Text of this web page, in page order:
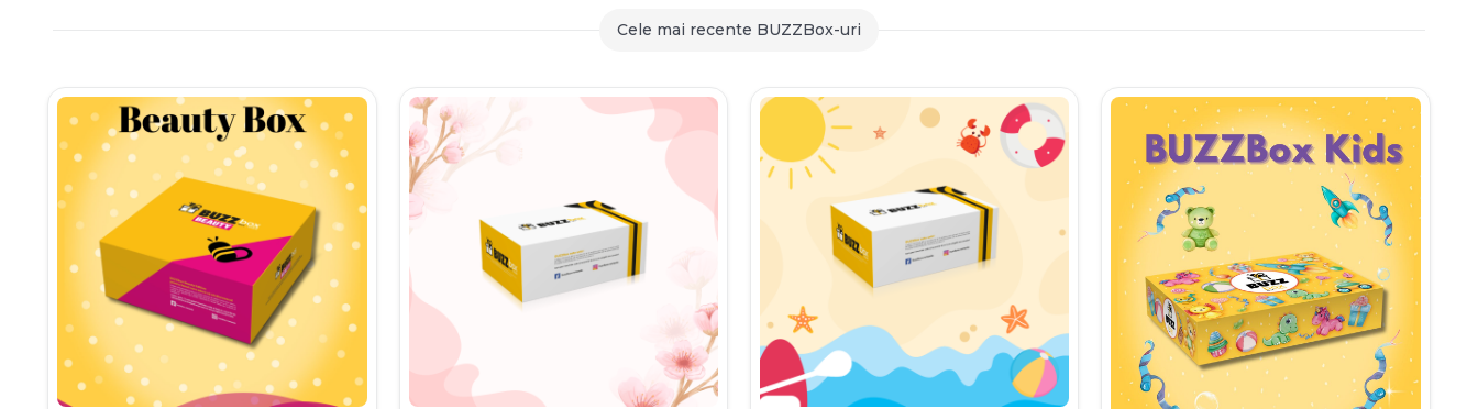
Cele mai recente BUZZBox-uri